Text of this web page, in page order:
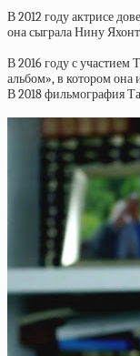
В 2012 году актрисе
она сыграла Нину
В 2016 году с
альбом», в котором
В 2018 фильмография